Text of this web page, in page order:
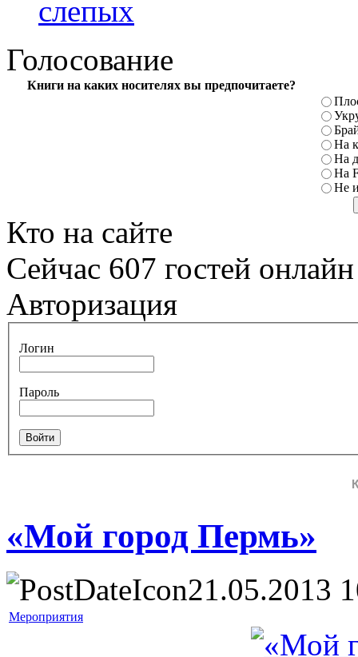
слепых
Голосование
Книги на каких носителях вы предпочитаете?
На
На
На
Не
Кто на сайте
Сейчас 607 гостей онлайн
Авторизация
Логин
Пароль
«Мой город Пермь»
21.05.2013
Мероприятия